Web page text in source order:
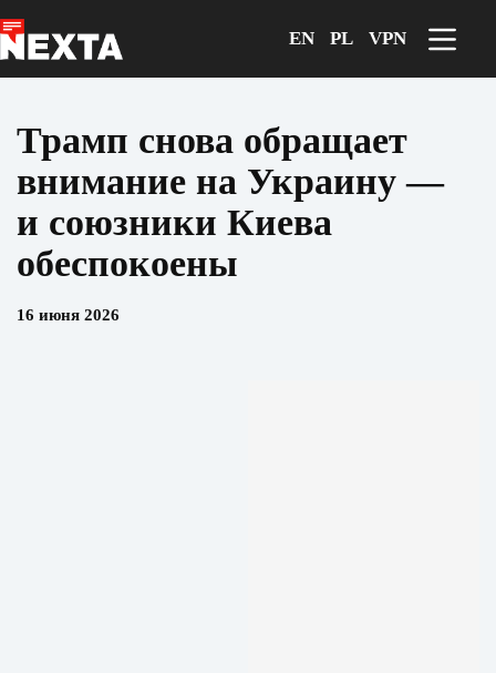
к
сути
EN PL VPN
Трамп снова обращает
внимание на Украину —
и союзники Киева
обеспокоены
16 июня 2026